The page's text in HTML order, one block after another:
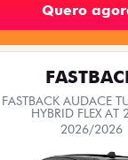
Quero
FASTBACK AUDACE
HYBRID FLEX AT
2026/2026